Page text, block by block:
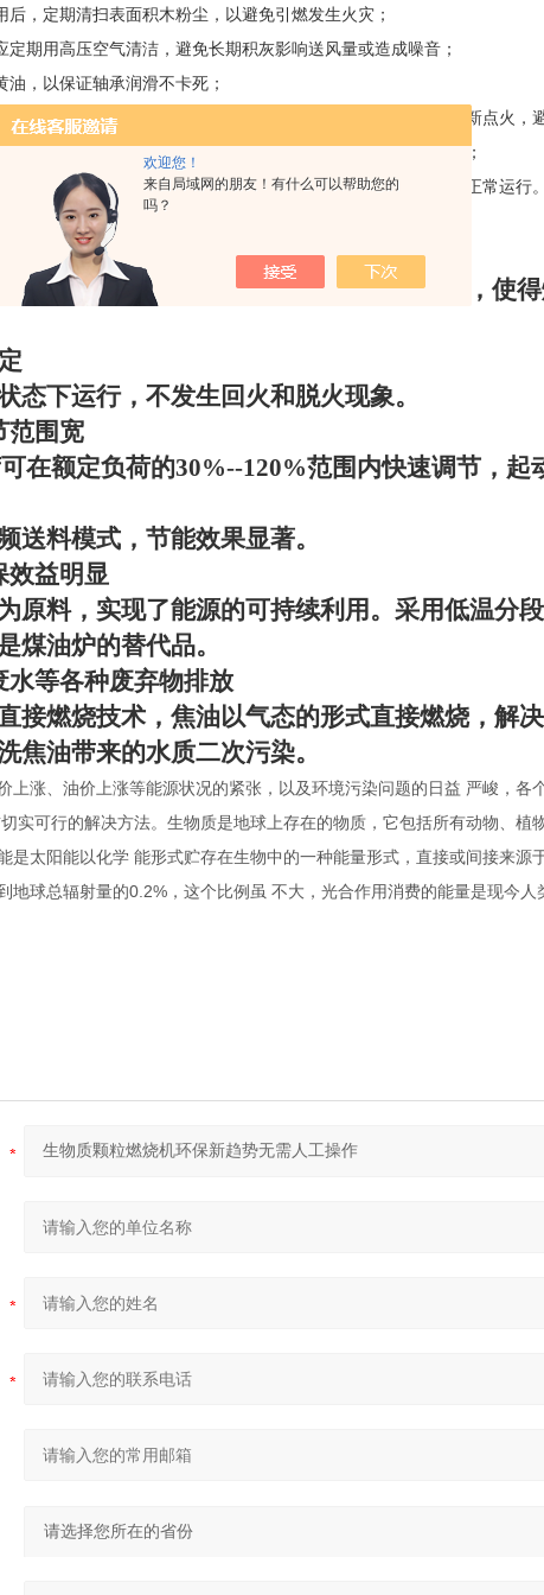
欢迎您！
来自局域网的朋友！有什么可以帮助您的
吗？
后，定期清扫表面积木粉尘，以避免引燃发生火灾；
定期用高压空气清洁，避免长期积灰影响送风量或造成噪音；
油，以保证轴承润滑不卡死；
次点火失败后，应停止在点火，待检修点火系统正常后，再重新点火，
定时间后，会造成一定程序的结焦，请定期拆卸内管进行清焦；
仅适用纯木质颗粒燃料，请勿使用其他材质燃料，以保证机组正常运行。
新趋势无需人工操作
物质新能源
纯木屑刨花颗粒燃烧。
沸腾式半气化燃烧加切线旋流式配风设计，使
态下运行，不发生回火和脱火现象。
范围宽
在额定负荷的30%--120%范围内快速调节，起
送料模式，节能效果显著。
效益明显
原料，实现了能源的可持续利用。采用低温分
煤油炉的替代品。
水等各种废弃物排放
接燃烧技术，焦油以气态的形式直接燃烧，解
焦油带来的水质二次污染。
上涨、油价上涨等能源状况的紧张，以及环境污染问题的日益 严峻，各
实可行的解决方法。生物质是地球上存在的物质，它包括所有动物、植
是太阳能以化学 能形式贮存在生物中的一种能量形式，直接或间接来源
地球总辐射量的0.2% ，这个比例虽 不大，光合作用消费的能量是现今